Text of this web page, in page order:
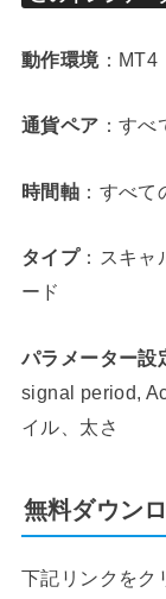
動作環境：MT4
通貨ペア ：す
時間軸 ：すべて
タイプ：スキャ
ード
パラメーター設
signal period,
イル、太さ
無料ダウン
下記リンクをク